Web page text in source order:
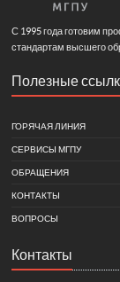
С 1995 года готовим
стандартам высшего
Полезные
ГОРЯЧАЯ ЛИНИЯ
СЕРВИСЫ МГПУ
ОБРАЩЕНИЯ
КОНТАКТЫ
ВОПРОСЫ
Контакты